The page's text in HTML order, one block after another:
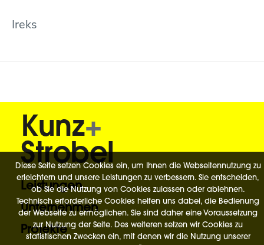
Ireks
Leistungen
Unternehmen
Projekte
Diese Seite setzen Cookies ein, um Ihnen die Webseitennutzung zu
erleichtern und unsere Leistungen zu verbessern. Sie entscheiden,
ob Sie die Nutzung von Cookies zulassen oder ablehnen.
Technisch erforderliche Cookies helfen uns dabei, die Bedienung
der Webseite zu ermöglichen. Sie sind daher eine Voraussetzung
zur Nutzung der Seite. Des weiteren setzen wir Cookies zu
statistischen Zwecken ein, mit denen wir die Nutzung unserer